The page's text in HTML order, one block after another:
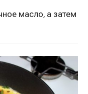
масло, а затем